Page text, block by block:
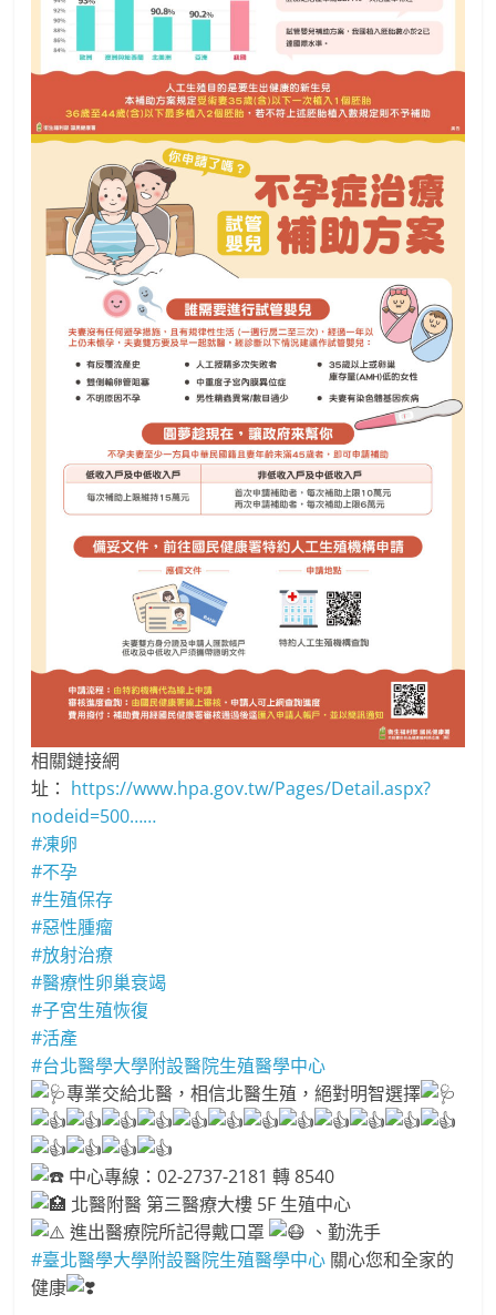
相關鏈接網
址： https://www.hpa.gov.tw/Pages/Detail.aspx?
nodeid=500……
#凍卵
#不孕
#生殖保存
#惡性腫瘤
#放射治療
#醫療性卵巢衰竭
#子宮生殖恢復
#活產
#台北醫學大學附設醫院生殖醫學中心
專業交給北醫，相信北醫生殖，絕對明智選擇
中心專線：02-2737-2181 轉 8540
北醫附醫 第三醫療大樓 5F 生殖中心
進出醫療院所記得戴口罩
、勤洗手
#臺北醫學大學附設醫院生殖醫學中心 關心您和全家的
健康